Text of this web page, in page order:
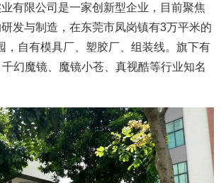
有限公司是一家创新型企业，目前聚焦
发与制造，在东莞市凤岗镇有3万平米的
，自有模具厂、塑胶厂、组装线。旗下有
幻魔镜、魔镜小苍、真视酷等行业知名